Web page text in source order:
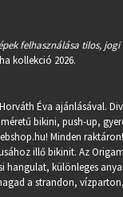
felhasználása tilos,
kollekció 2026.
Éva ajánlásával.
bikini, push-up,
! Minden
illő bikinit. Az
hangulat, különleges
a strandon,